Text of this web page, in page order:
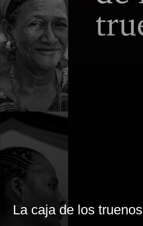
La caja de los truenos